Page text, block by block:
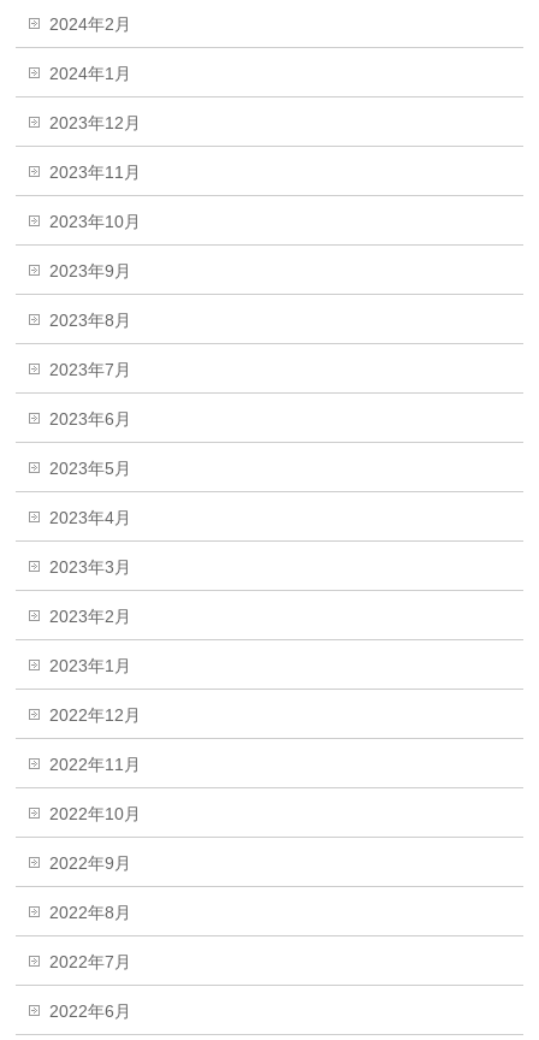
2024年2月
2024年1月
2023年12月
2023年11月
2023年10月
2023年9月
2023年8月
2023年7月
2023年6月
2023年5月
2023年4月
2023年3月
2023年2月
2023年1月
2022年12月
2022年11月
2022年10月
2022年9月
2022年8月
2022年7月
2022年6月